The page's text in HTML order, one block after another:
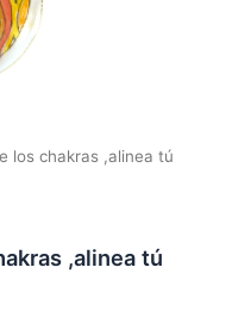
los chakras ,alinea tú
,alinea tú